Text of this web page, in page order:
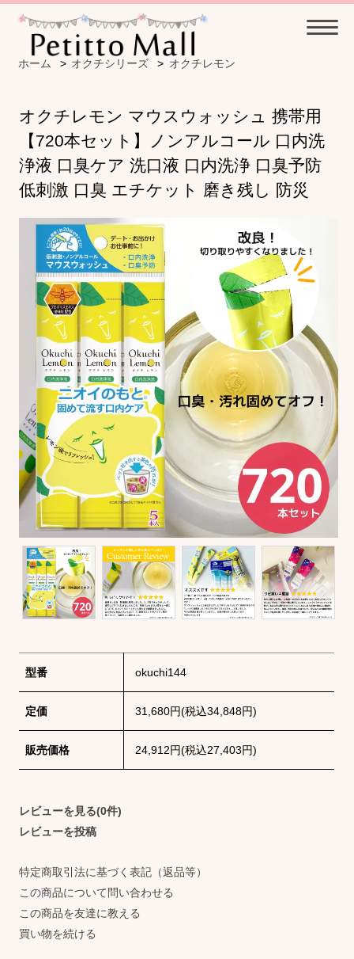
ホーム > オクチシリーズ > オクチレモン
オクチレモン マウスウォッシュ 携帯用
【720本セット】ノンアルコール 口内洗
浄液 口臭ケア 洗口液 口内洗浄 口臭予防
低刺激 口臭 エチケット 磨き残し 防災
型番 okuchi144
定価 31,680円(税込34,848円)
販売価格 24,912円(税込27,403円)
レビューを見る(0件)
レビューを投稿
特定商取引法に基づく表記（返品等）
この商品について問い合わせる
この商品を友達に教える
買い物を続ける